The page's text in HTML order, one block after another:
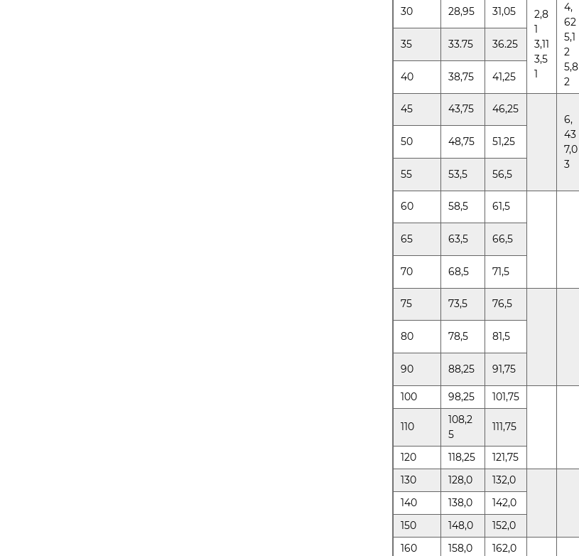
30 28,95 31,05
2,8
1
3,11
3,5
1
4,
62
5,1
2
5,8
2
35 33.75 36.25
40 38,75 41,25
45 43,75
46,25
6,
43
7,0
3
50 48,75 51,25
55 53,5 56,5
60 58,5 61,5
65 63,5 66,5
70 68,5 71,5
75 73,5 76,5
80 78,5 81,5
90 88,25 91,75
100 98,25
101,75
110
108,2
5
111,75
120 118,25
121,75
130
128,0 132,0
140 138,0
142,0
150
148,0
152,0
160
158,0 162,0